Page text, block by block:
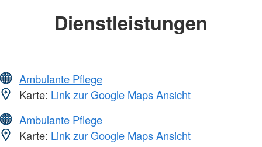
Dienstleistungen
Ambulante Pflege
Karte: Link zur Google Maps Ansicht
Ambulante Pflege
Karte: Link zur Google Maps Ansicht